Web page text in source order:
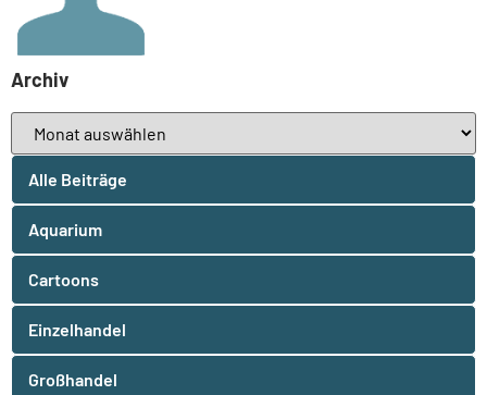
Archiv
Alle Beiträge
Aquarium
Cartoons
Einzelhandel
Großhandel